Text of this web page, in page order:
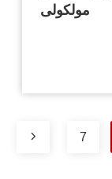
مولکولی
7